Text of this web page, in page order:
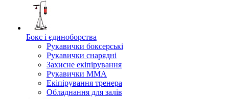
Бокс і єдиноборства
Рукавички боксерські
Рукавички снарядні
Захисне екіпірування
Рукавички ММА
Екіпірування тренера
Обладнання для залів